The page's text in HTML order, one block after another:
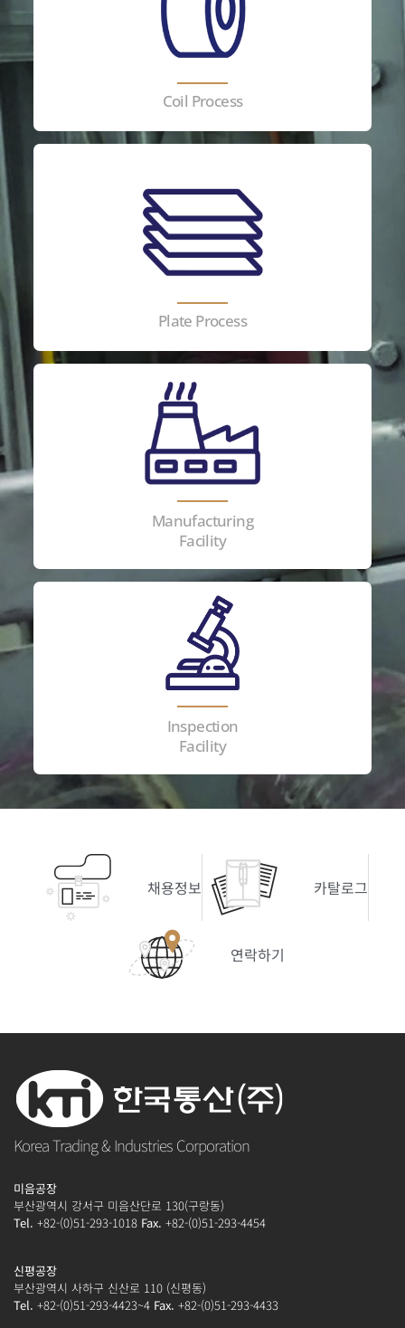
Coil Process
Plate Process
Manufacturing
Facility
Inspection
Facility
채용정보 카탈로그
연락하기
Korea Trading & Industries Corporation
미음공장
부산광역시 강서구 미음산단로 130(구랑동)
Tel. +82-(0)51-293-1018 Fax. +82-(0)51-293-4454
신평공장
부산광역시 사하구 신산로 110 (신평동)
Tel. +82-(0)51-293-4423~4 Fax. +82-(0)51-293-4433